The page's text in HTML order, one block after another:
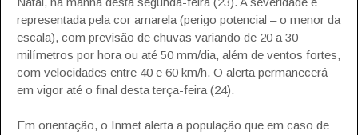
representada pela cor amarela (perigo potencial – o menor da
escala), com previsão de chuvas variando de 20 a 30
milímetros por hora ou até 50 mm/dia, além de ventos fortes,
com velocidades entre 40 e 60 km/h. O alerta permanecerá
em vigor até o final desta terça-feira (24).
Em orientação, o Inmet alerta a população que em caso de